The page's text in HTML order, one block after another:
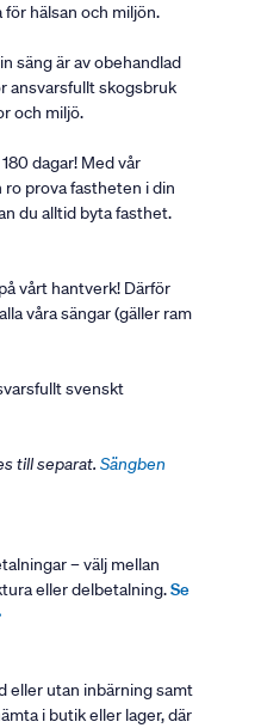
för hälsan och miljön.
säng är av obehandlad
ansvarsfullt skogsbruk
och miljö.
dagar! Med vår
prova fastheten i din
du alltid byta fasthet.
vårt hantverk! Därför
våra sängar (gäller ram
svenskt
till separat. Sängben
– välj mellan
eller delbetalning.Se
eller utan inbärning samt
i butik eller lager, där